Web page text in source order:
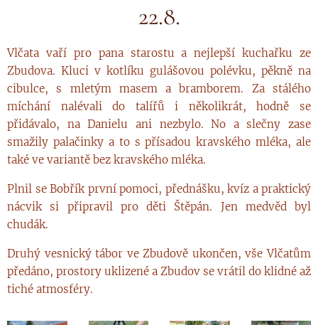
22.8.
Vlčata vaří pro pana starostu a nejlepší kuchařku ze
Zbudova. Kluci v kotlíku gulášovou polévku, pěkně na
cibulce, s mletým masem a bramborem. Za stálého
míchání nalévali do talířů i několikrát, hodně se
přidávalo, na Danielu ani nezbylo. No a slečny zase
smažily palačinky a to s přísadou kravského mléka, ale
také ve variantě bez kravského mléka.
Plnil se Bobřík první pomoci, přednášku, kvíz a praktický
nácvik si připravil pro děti Štěpán. Jen medvěd byl
chudák.
Druhý vesnický tábor ve Zbudově ukončen, vše Vlčatům
předáno, prostory uklizené a Zbudov se vrátil do klidné až
tiché atmosféry.